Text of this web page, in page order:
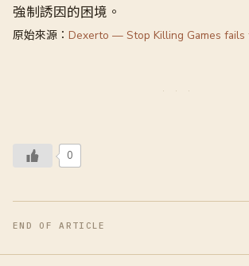
強制誘因的困境。
原始來源： Dexerto — Stop Killing Games fails
0
END OF ARTICLE